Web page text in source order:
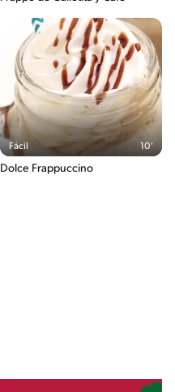
Fácil 10'
Dolce Frappuccino